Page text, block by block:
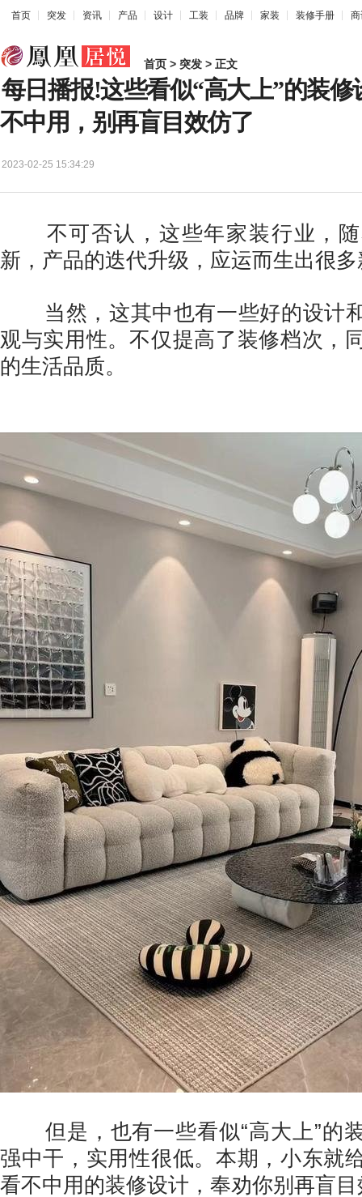
首页 突发 资讯 产品 设计 工装 品牌 家装 装修手册
首页 > 突发 > 正文
每日播报!这些看似“高大上”的装
不中用，别再盲目效仿了
2023-02-25 15:34:29
不可否认，这些年家装行业，随
新，产品的迭代升级，应运而生出很
当然，这其中也有一些好的设计
观与实用性。不仅提高了装修档次，
的生活品质。
但是，也有一些看似“高大上”的
强中干，实用性很低。本期，小东就
看不中用的装修设计，奉劝你别再盲